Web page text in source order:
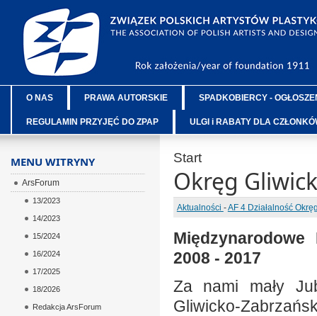
O NAS PRAWA AUTORSKIE SPADKOBIERCY -
REGULAMIN PRZYJĘĆ DO ZPAP ULGI i RABATY DLA
Start
Okręg
Aktualności -AF 4 Działalność
2008 - 2017
Za nami mały
Gliwicko-
MENU WITRYNY
ArsForum
13/2023
14/2023
15/2024
16/2024
17/2025
18/2026
Redakcja ArsForum